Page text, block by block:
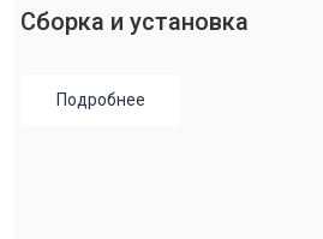
Сборка и установка
Подробнее